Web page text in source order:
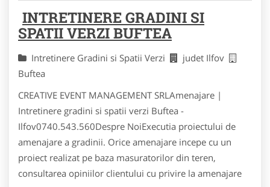
INTRETINERE GRADINI SI
SPATII VERZI BUFTEA
Intretinere Gradini si Spatii Verzi
judet Ilfov
Buftea
CREATIVE EVENT MANAGEMENT SRLAmenajare |
Intretinere gradini si spatii verzi Buftea -
Ilfov0740.543.560Despre NoiExecutia proiectului de
amenajare a gradinii. Orice amenajare incepe cu un
proiect realizat pe baza masuratorilor din teren,
consultarea opiniilor clientului cu privire la amenajare